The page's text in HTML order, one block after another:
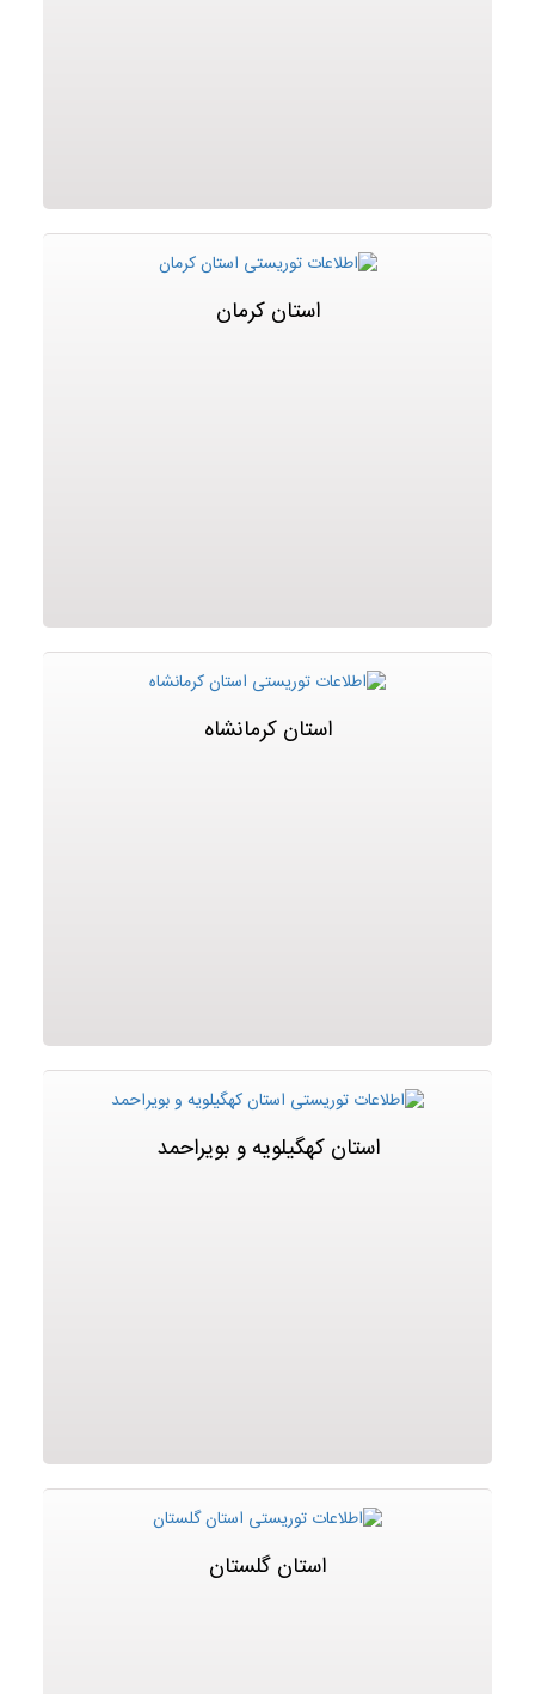
استان کرمان
استان کرمانشاه
استان کهگیلویه و بویراحمد
استان گلستان